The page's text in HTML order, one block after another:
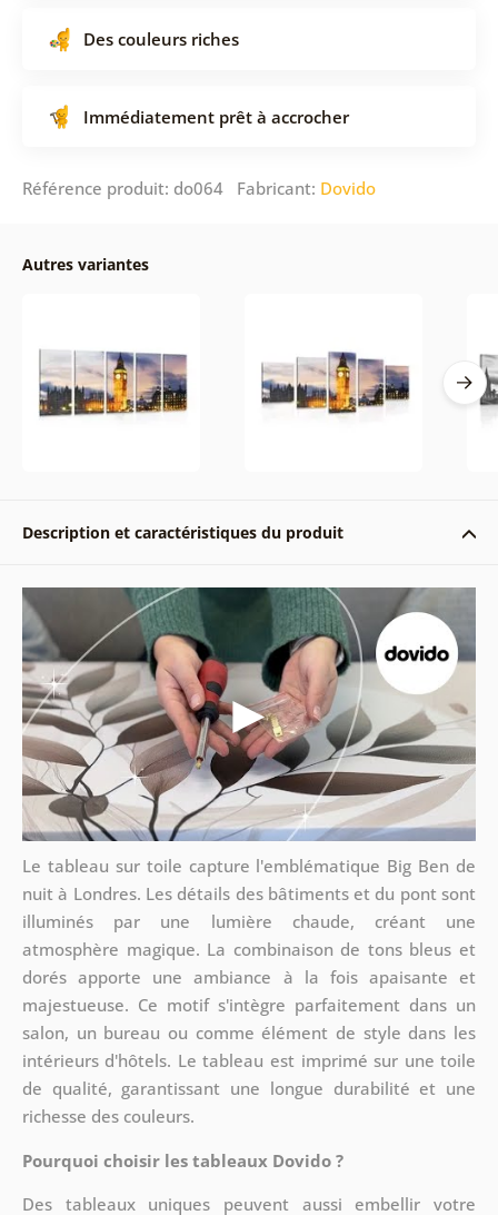
Des couleurs riches
Immédiatement prêt à accrocher
Référence produit: do064 Fabricant: Dovido
Autres variantes
Description et caractéristiques du produit
Le tableau sur toile capture l'emblématique Big Ben de
nuit à Londres. Les détails des bâtiments et du pont sont
illuminés par une lumière chaude, créant une
atmosphère magique. La combinaison de tons bleus et
dorés apporte une ambiance à la fois apaisante et
majestueuse. Ce motif s'intègre parfaitement dans un
salon, un bureau ou comme élément de style dans les
intérieurs d'hôtels. Le tableau est imprimé sur une toile
de qualité, garantissant une longue durabilité et une
richesse des couleurs.
Pourquoi choisir les tableaux Dovido ?
Des tableaux uniques peuvent aussi embellir votre